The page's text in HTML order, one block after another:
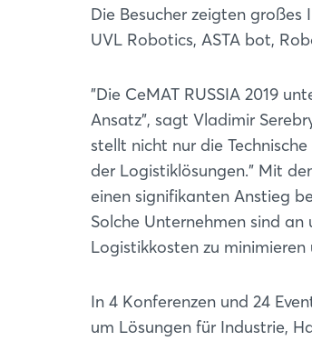
Die Besucher zeigten
UVL Robotics, ASTA bot,
"Die CeMAT RUSSIA 2019
Ansatz", sagt Vladimir
stellt nicht nur die
der Logistiklösungen." Mit
einen signifikanten Anstieg
Solche Unternehmen sind
Logistikkosten zu
In 4 Konferenzen und 24
um Lösungen für Industrie,